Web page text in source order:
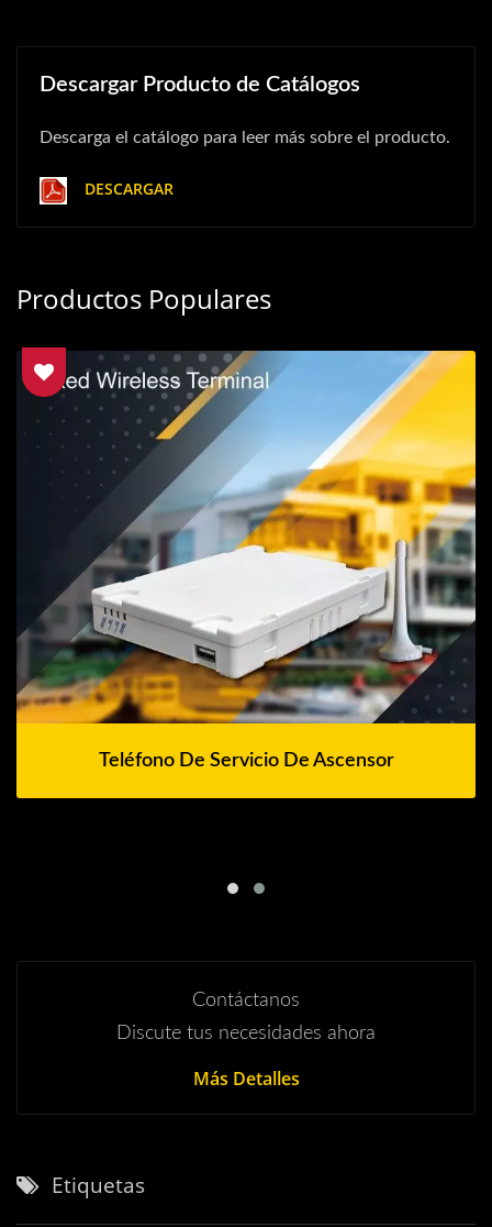
Descargar Producto de Catálogos
Descarga el catálogo para leer más sobre el producto.
DESCARGAR
Productos Populares
Teléfono De Servicio De Ascensor
Contáctanos
Discute tus necesidades ahora
Más Detalles
Etiquetas